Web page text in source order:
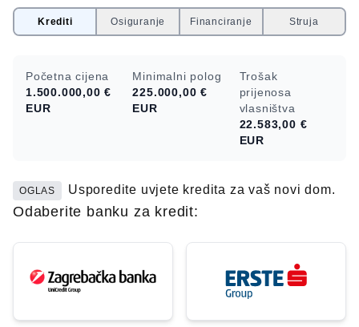
Krediti Osiguranje Financiranje Struja
Početna cijena
1.500.000,00 €
EUR
Minimalni polog
225.000,00 €
EUR
Trošak
prijenosa
vlasništva
22.583,00 €
EUR
OGLAS Usporedite uvjete kredita za vaš novi dom.
Odaberite banku za kredit: